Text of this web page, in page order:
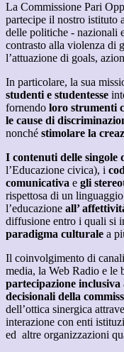
La Commissione Pari
partecipe il nostro istituto
delle politiche - nazionali
contrasto alla violenza di
l’attuazione di goals,
In particolare, la sua
studenti e studentesse
fornendo loro strumenti
le cause di
nonché stimolare la
I contenuti delle singole
l’Educazione civica), i
comunicativa e gli
rispettosa di un
l’educazione all’
diffusione entro i quali si
paradigma culturale a
Il coinvolgimento di
media, la Web Radio e le
partecipazione
decisionali della
dell’ottica sinergica
interazione con enti
ed altre organizzazioni